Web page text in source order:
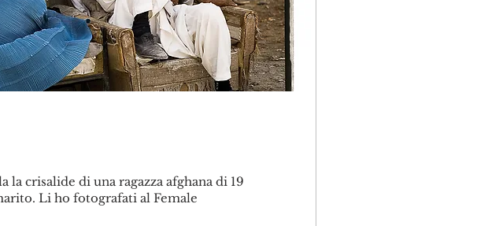
la crisalide di una ragazza afghana di 19
Li ho fotografati al Female